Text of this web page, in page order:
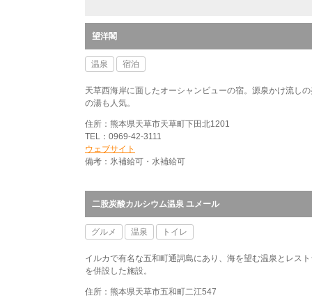
望洋閣
温泉 宿泊
天草西海岸に面したオーシャンビューの宿。源泉かけ流し
の湯も人気。
住所：熊本県天草市天草町下田北1201
TEL：0969-42-3111
ウェブサイト
備考：氷補給可・水補給可
二股炭酸カルシウム温泉 ユメール
グルメ 温泉 トイレ
イルカで有名な五和町通詞島にあり、海を望む温泉とレスト
を併設した施設。
住所：熊本県天草市五和町二江547